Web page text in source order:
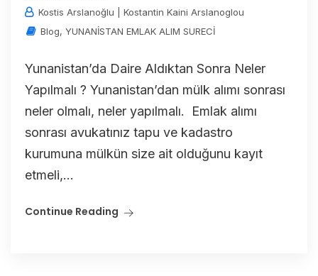
Kostis Arslanoğlu | Kostantin Kaini Arslanoglou
Blog, YUNANİSTAN EMLAK ALIM SURECİ
Yunanistan’da Daire Aldıktan Sonra Neler
Yapılmalı ? Yunanistan’dan mülk alımı sonrası
neler olmalı, neler yapılmalı. Emlak alımı
sonrası avukatınız tapu ve kadastro
kurumuna mülkün size ait olduğunu kayıt
etmeli,...
Continue Reading